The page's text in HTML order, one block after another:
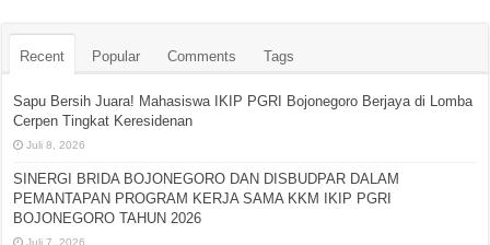
Recent Popular Comments Tags
Sapu Bersih Juara! Mahasiswa IKIP PGRI Bojonegoro Berjaya di Lomba
Cerpen Tingkat Keresidenan
Juli 8, 2026
SINERGI BRIDA BOJONEGORO DAN DISBUDPAR DALAM
PEMANTAPAN PROGRAM KERJA SAMA KKM IKIP PGRI
BOJONEGORO TAHUN 2026